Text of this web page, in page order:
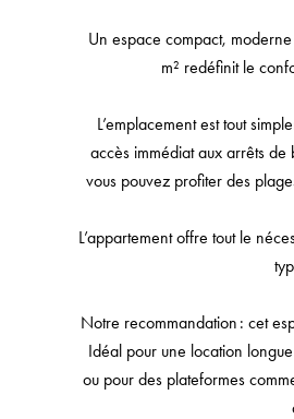
Un espace compact,
m² redéfinit le
L’emplacement est tout
accès immédiat aux arrêts de
vous pouvez profiter des
L’appartement offre tout le
Notre recommandation : cet
Idéal pour une location
ou pour des plateformes